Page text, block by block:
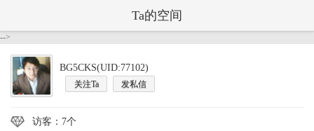
Ta的空间
-->
BG5CKS(UID:77102)
关注Ta 发私信
访客：7个